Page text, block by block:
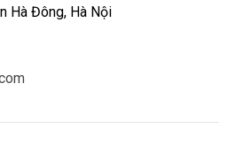
Hà Đông, Hà Nội